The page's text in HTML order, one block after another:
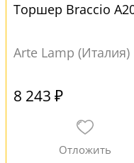
Торшер Braccio
Arte Lamp (Италия)
8 243 ₽